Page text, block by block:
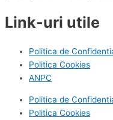
Link-uri utile
Politica de
Politica Cookies
ANPC
Politica de
Politica Cookies